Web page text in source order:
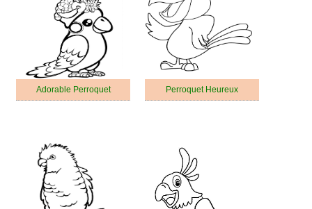
Adorable Perroquet Perroquet Heureux